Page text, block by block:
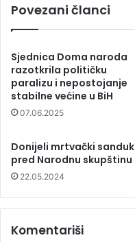
Povezani članci
Sjednica Doma naroda
razotkrila političku
paralizu i nepostojanje
stabilne većine u BiH
07.06.2025
Donijeli mrtvački sanduk
pred Narodnu skupštinu
22.05.2024
Komentariši